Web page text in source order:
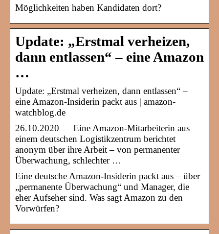
Möglichkeiten haben Kandidaten dort?
Update: „Erstmal verheizen,
dann entlassen“ – eine Amazon
…
Update: „Erstmal verheizen, dann entlassen“ –
eine Amazon-Insiderin packt aus | amazon-
watchblog.de
26.10.2020 — Eine Amazon-Mitarbeiterin aus
einem deutschen Logistikzentrum berichtet
anonym über ihre Arbeit – von permanenter
Überwachung, schlechter …
Eine deutsche Amazon-Insiderin packt aus – über
„permanente Überwachung“ und Manager, die
eher Aufseher sind. Was sagt Amazon zu den
Vorwürfen?